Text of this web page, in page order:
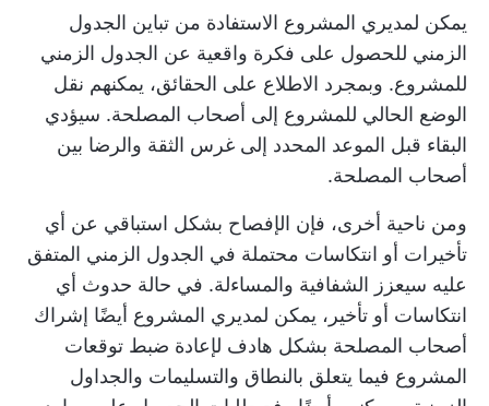
يمكن لمديري المشروع الاستفادة من تباين الجدول
الزمني للحصول على فكرة واقعية عن الجدول الزمني
للمشروع. وبمجرد الاطلاع على الحقائق، يمكنهم نقل
الوضع الحالي للمشروع إلى أصحاب المصلحة. سيؤدي
البقاء قبل الموعد المحدد إلى غرس الثقة والرضا بين
أصحاب المصلحة.
ومن ناحية أخرى، فإن الإفصاح بشكل استباقي عن أي
تأخيرات أو انتكاسات محتملة في الجدول الزمني المتفق
عليه سيعزز الشفافية والمساءلة. في حالة حدوث أي
انتكاسات أو تأخير، يمكن لمديري المشروع أيضًا إشراك
أصحاب المصلحة بشكل هادف لإعادة ضبط توقعات
المشروع فيما يتعلق بالنطاق والتسليمات والجداول